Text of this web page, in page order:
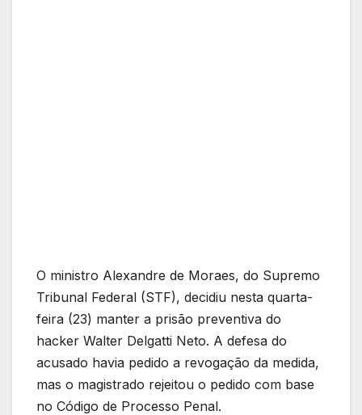
O ministro Alexandre de Moraes, do Supremo
Tribunal Federal (STF), decidiu nesta quarta-
feira (23) manter a prisão preventiva do
hacker Walter Delgatti Neto. A defesa do
acusado havia pedido a revogação da medida,
mas o magistrado rejeitou o pedido com base
no Código de Processo Penal.